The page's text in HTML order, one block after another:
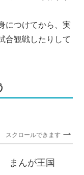
につけてから、実
合観戦したりして
スクロールできます
まんが王国